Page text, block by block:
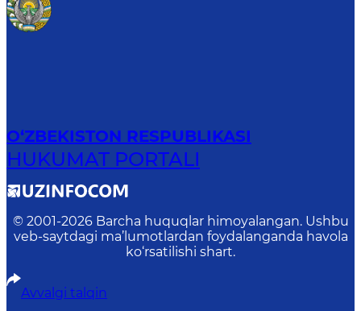
O‘ZBEKISTON RESPUBLIKASI
HUKUMAT PORTALI
© 2001-2026 Barcha huquqlar himoyalangan. Ushbu
veb-saytdagi ma’lumotlardan foydalanganda havola
ko‘rsatilishi shart.
Avvalgi talqin